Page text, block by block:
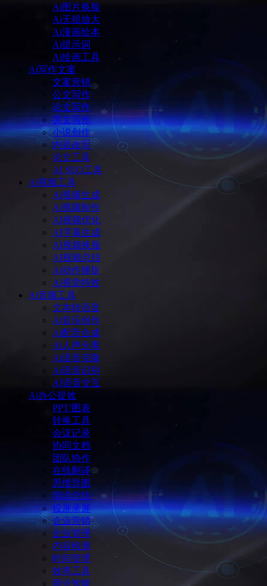
Ai图片换脸
Ai无损放大
Ai漫画绘本
Ai提示词
Ai绘画工具
Ai写作文案
文案营销
公文写作
论文写作
英文写作
小说创作
内容改写
论文工具
AI SEO工具
Ai视频工具
Ai视频生成
Ai视频制作
AI视频优化
AI字幕生成
AI视频换脸
AI视频总结
Ai动作捕捉
Ai视觉特效
Ai音频工具
文本转语音
Ai音乐创作
Ai配音合成
Ai人声分离
Ai语音克隆
Ai语音识别
AI语音交互
Ai办公提效
PPT/图表
转换工具
会议记录
协同文档
团队协作
在线翻译
思维导图
阅读总结
投屏录屏
企业营销
企业管理
内容检测
时间管理
效率工具
商业智能